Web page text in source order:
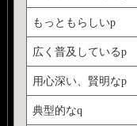
もっともらしいp
広く普及しているp
用心深い、賢明なp
典型的なq